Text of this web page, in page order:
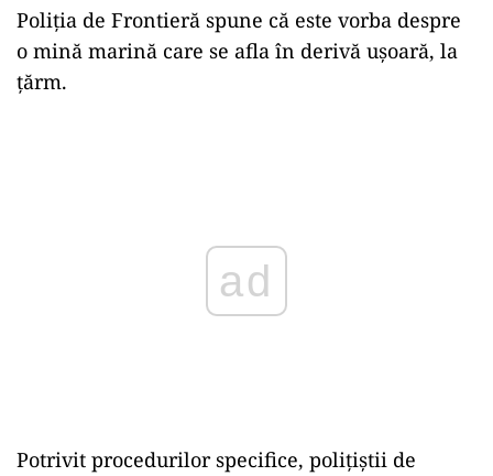
Poliția de Frontieră spune că este vorba despre
o mină marină care se afla în derivă ușoară, la
țărm.
Potrivit procedurilor specifice, polițiștii de